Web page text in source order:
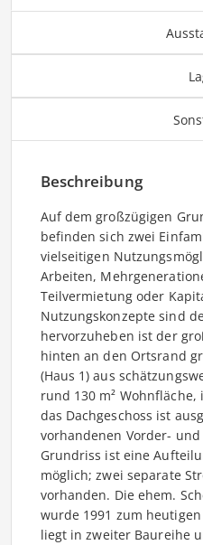
Beschreibung
Auf dem großzügigen
befinden sich zwei
vielseitigen
Arbeiten,
Teilvermietung oder
Nutzungskonzepte sind
hervorzuheben ist der
hinten an den Ortsrand
(Haus 1) aus
rund 130 m²
das Dachgeschoss ist
vorhandenen Vorder-
Grundriss ist eine
möglich; zwei separate
vorhanden. Die ehem.
wurde 1991 zum
liegt in zweiter Baureihe